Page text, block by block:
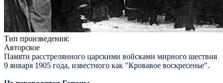
Тип произведения:
Авторское
Памяти расстрелянного царскими войсками мирного шествия
9 января 1905 года, известного как "Кровавое воскресенье".